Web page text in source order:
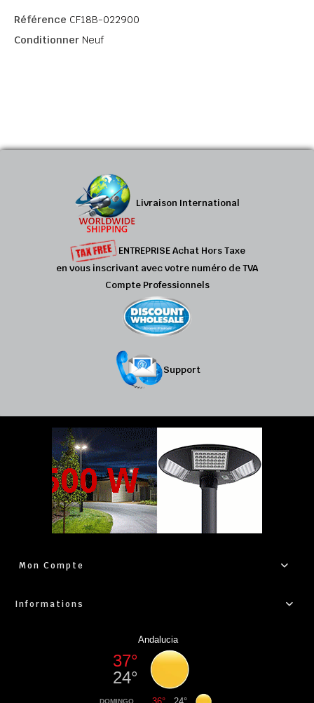
Référence CF18B-022900
Conditionner Neuf
Livraison International
ENTREPRISE Achat Hors Taxe
en vous inscrivant avec votre numéro de TVA
Compte Professionnels
Support
Mon Compte
Informations